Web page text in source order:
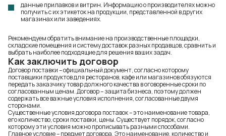
данные прилавков и витрин. Информацию о производителях можно
получить с их этикеток на продукции, представленной в других
магазинах или заведениях.
Рекомендуем обратить внимание на производственные площадки,
складские помещения и систему доставок разных продавцов, сравнить и
выбрать наиболее подходящие для решения ваших задач.
Как заключить договор
Договор поставки – официальный документ, согласно которому
поставщики продуктов для ресторанов, кафе или магазинов обязуются
передать заказчику товар должного качества в оговоренные сроки по
согласованным ценам. Договор – защита бизнеса, поэтому должен
содержать все важные условия исполнения, согласованные двумя
сторонами.
Существенные условия договора поставок – это наименование товара,
его количество, сроки поставки, цены. Существует порядок, согласно
которому эти условия можно прописывать разными способами.
Главное условие – предмет договора. Это наименование, количество и